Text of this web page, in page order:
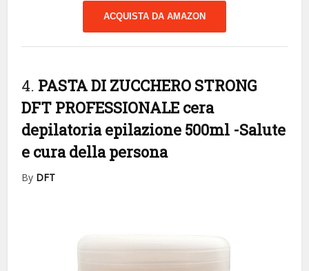
ACQUISTA DA AMAZON
4. PASTA DI ZUCCHERO STRONG
DFT PROFESSIONALE cera
depilatoria epilazione 500ml -Salute
e cura della persona
By DFT